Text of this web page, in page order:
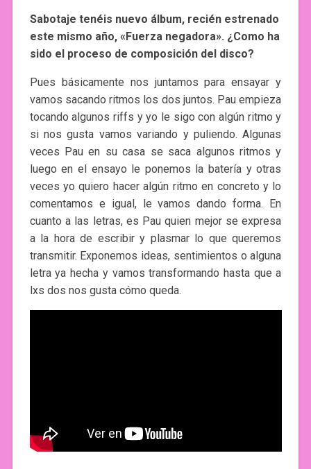
Sabotaje tenéis nuevo álbum, recién estrenado
este mismo año, «Fuerza negadora». ¿Como ha
sido el proceso de composición del disco?
Pues básicamente nos juntamos para ensayar y
vamos sacando ritmos los dos juntos. Pau empieza
tocando algunos riffs y yo le sigo con algún ritmo y
si nos gusta vamos variando y puliendo. Algunas
veces Pau en su casa se saca algunos ritmos y
luego en el ensayo le ponemos la batería y otras
veces yo quiero hacer algún ritmo en concreto y lo
comentamos e igual, le vamos dando forma. En
cuanto a las letras, es Pau quien mejor se expresa
a la hora de escribir y plasmar lo que queremos
transmitir. Exponemos ideas, sentimientos o alguna
letra ya hecha y vamos transformando hasta que a
lxs dos nos gusta cómo queda.